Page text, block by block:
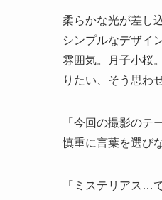
柔らかな光が差し
シンプルなデザイ
雰囲気。月子小桜
りたい、そう思わ
「今回の撮影のテ
慎重に言葉を選び
「ミステリアス…